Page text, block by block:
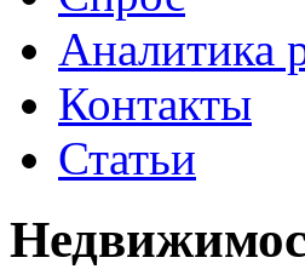
Аналитика
Контакты
Статьи